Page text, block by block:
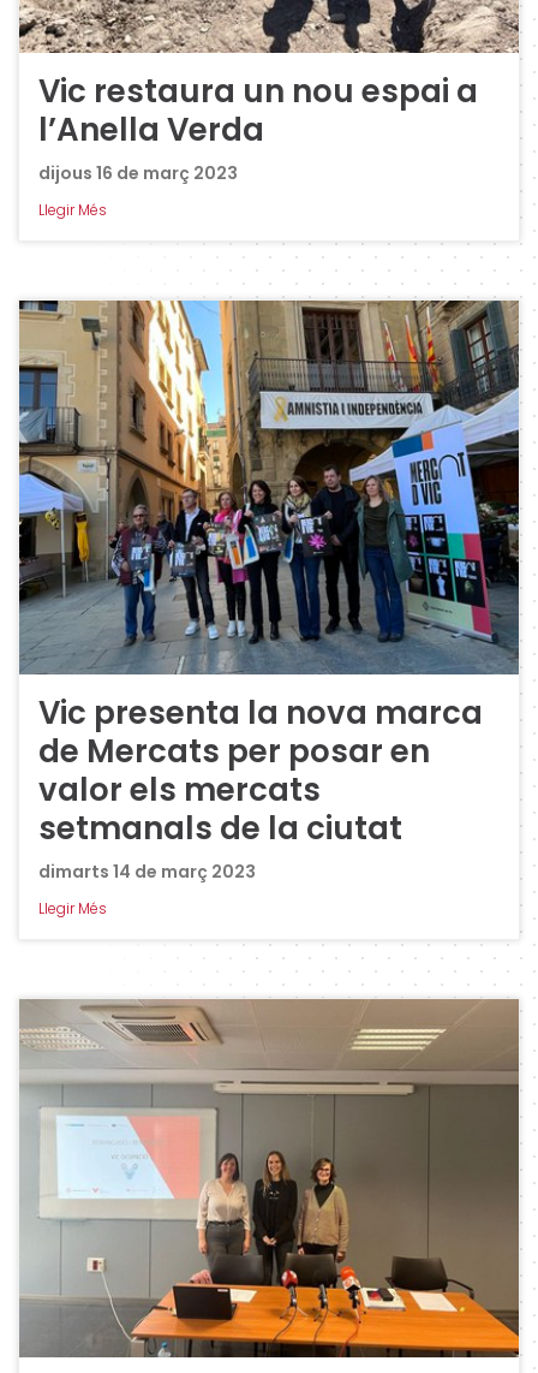
Vic restaura un nou espai a
l’Anella Verda
dijous 16 de març 2023
Llegir Més
Vic presenta la nova marca
de Mercats per posar en
valor els mercats
setmanals de la ciutat
dimarts 14 de març 2023
Llegir Més